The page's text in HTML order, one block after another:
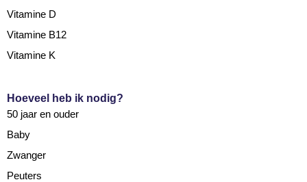
Vitamine D
Vitamine B12
Vitamine K
Hoeveel heb ik nodig?
50 jaar en ouder
Baby
Zwanger
Peuters